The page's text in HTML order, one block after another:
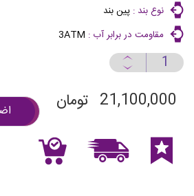
نوع بند : پین بند
مقاومت در برابر آب : 3ATM
21,100,000 تومان